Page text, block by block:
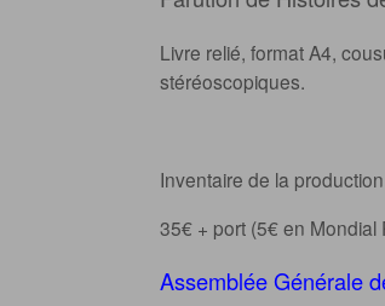
Livre relié, format A4,
stéréoscopiques.
Inventaire de la
35€ + port (5€ en Mondial
Assemblée Générale